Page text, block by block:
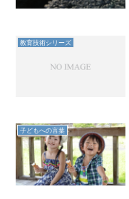
教育技術シリーズ
子どもへの言葉